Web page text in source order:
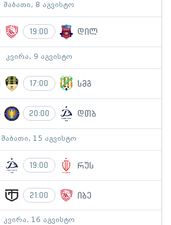
შაბათი, 8 აგვისტო
19:00 დილ
კვირა, 9 აგვისტო
17:00 სმგ
20:00 დთბ
შაბათი, 15 აგვისტო
19:00 რუს
21:00 იბე
კვირა, 16 აგვისტო